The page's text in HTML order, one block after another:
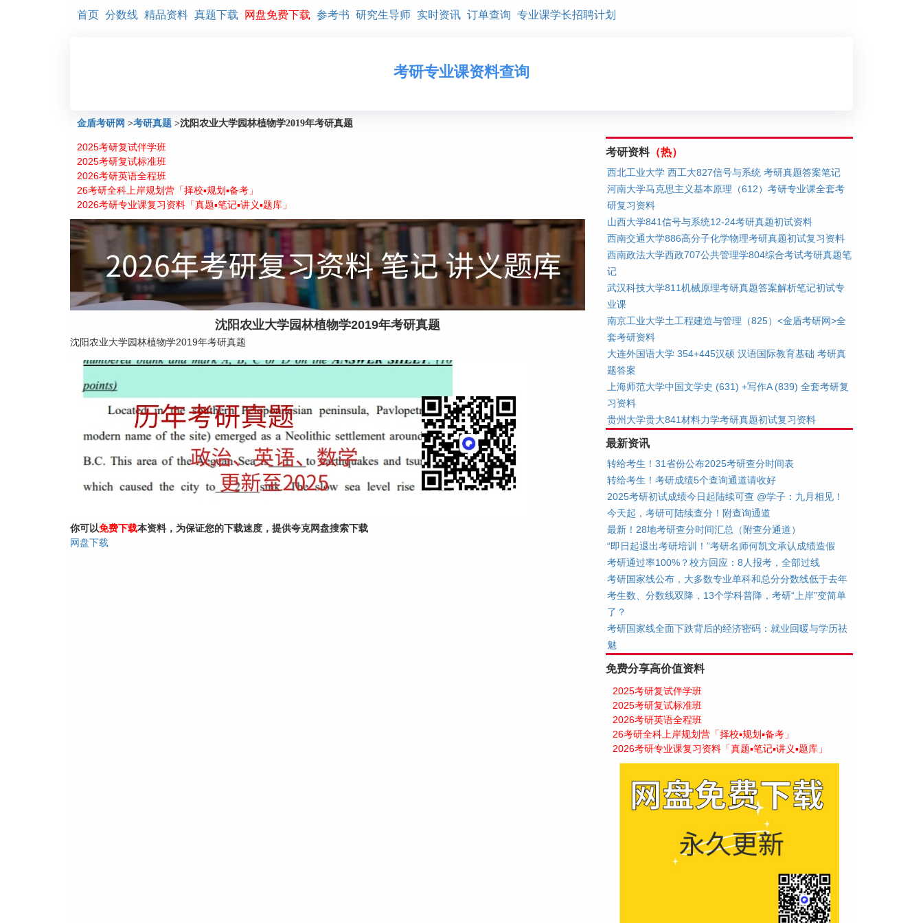
首页 分数线 精品资料 真题下载 网盘免费下载 参考书 研究生导师 实时资讯 订单查询 专业课学长招聘计划
考研专业课资料查询
金盾考研网 >考研真题 >沈阳农业大学园林植物学2019年考研真题
2025考研复试伴学班
2025考研复试标准班
2026考研英语全程班
26考研全科上岸规划营「择校▪规划▪备考」
2026考研专业课复习资料「真题▪笔记▪讲义▪题库」
沈阳农业大学园林植物学2019年考研真题
沈阳农业大学园林植物学2019年考研真题
你可以免费下载本资料，为保证您的下载速度，提供夸克网盘搜索下载
网盘下载
考研资料（热）
西北工业大学 西工大827信号与系统 考研真题答案笔记
河南大学马克思主义基本原理（612）考研专业课全套考
研复习资料
山西大学841信号与系统12-24考研真题初试资料
西南交通大学886高分子化学物理考研真题初试复习资料
西南政法大学西政707公共管理学804综合考试考研真题笔
记
武汉科技大学811机械原理考研真题答案解析笔记初试专
业课
南京工业大学土工程建造与管理（825）<金盾考研网>全
套考研资料
大连外国语大学 354+445汉硕 汉语国际教育基础 考研真
题答案
上海师范大学中国文学史 (631) +写作A (839) 全套考研复
习资料
贵州大学贵大841材料力学考研真题初试复习资料
最新资讯
转给考生！31省份公布2025考研查分时间表
转给考生！考研成绩5个查询通道请收好
2025考研初试成绩今日起陆续可查 @学子：九月相见！
今天起，考研可陆续查分！附查询通道
最新！28地考研查分时间汇总（附查分通道）
“即日起退出考研培训！”考研名师何凯文承认成绩造假
考研通过率100%？校方回应：8人报考，全部过线
考研国家线公布，大多数专业单科和总分分数线低于去年
考生数、分数线双降，13个学科普降，考研“上岸”变简单
了？
考研国家线全面下跌背后的经济密码：就业回暖与学历祛
魅
免费分享高价值资料
2025考研复试伴学班
2025考研复试标准班
2026考研英语全程班
26考研全科上岸规划营「择校▪规划▪备考」
2026考研专业课复习资料「真题▪笔记▪讲义▪题库」